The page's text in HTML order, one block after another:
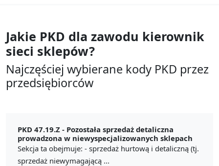
Jakie PKD dla zawodu kierownik
sieci sklepów?
Najczęściej wybierane kody PKD przez
przedsiębiorców
PKD 47.19.Z - Pozostała sprzedaż detaliczna
prowadzona w niewyspecjalizowanych sklepach
Sekcja ta obejmuje: - sprzedaż hurtową i detaliczną (tj.
sprzedaż niewymagającą ...